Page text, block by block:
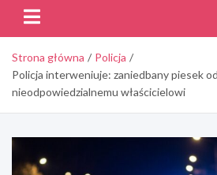
Strona główna
Policja
Policja interweniuje: zaniedbany piesek
nieodpowiedzialnemu właścicielowi